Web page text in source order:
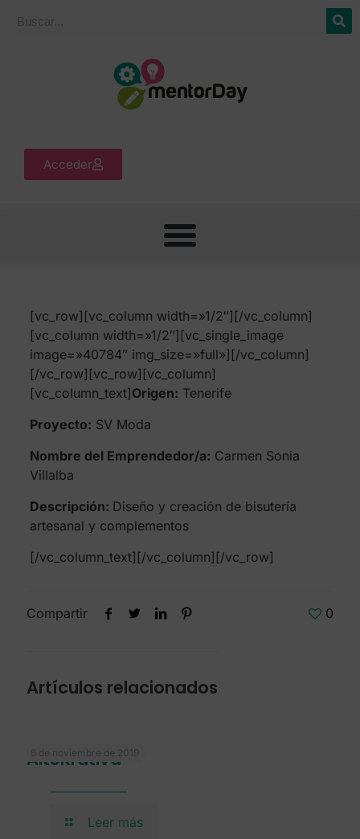
Acceder
[vc_row][vc_column width=»1/2″][/vc_column]
[vc_column width=»1/2″][vc_single_image
image=»40784″ img_size=»full»][/vc_column]
[/vc_row][vc_row][vc_column]
[vc_column_text]Origen: Tenerife
Proyecto: SV Moda
Nombre del Emprendedor/a: Carmen Sonia
Villalba
Descripción: Diseño y creación de bisutería
artesanal y complementos
[/vc_column_text][/vc_column][/vc_row]
Compartir 0
Artículos relacionados
6 de noviembre de 2019
AlteRrativa
Leer más